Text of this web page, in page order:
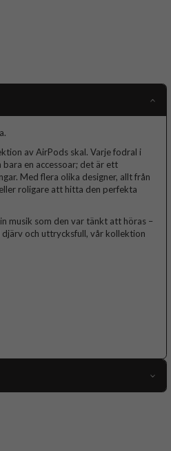
av AirPods skal. Varje fodral i
en accessoar; det är ett
Med flera olika designer, allt från
roligare att hitta den perfekta
musik som den var tänkt att höras –
och uttrycksfull, vår kollektion